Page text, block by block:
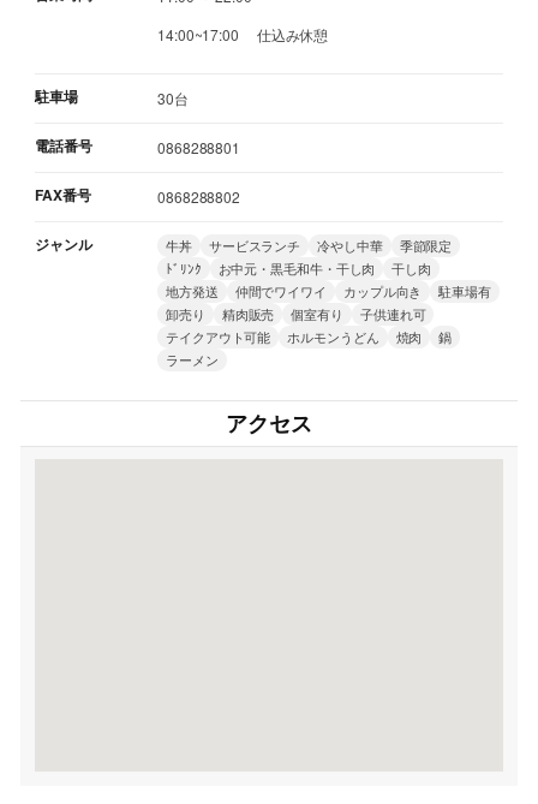
14:00~17:00 仕込み休憩
駐車場 30台
電話番号 0868288801
FAX番号 0868288802
ジャンル 牛丼 サービスランチ 冷やし中華
季節限定
ﾄﾞﾘﾝｸ
お中元・黒毛和牛・干し肉
干し肉
地方発送
仲間でワイワイ カップル向き
駐車場有
卸売り
精肉販売 個室有り
子供連れ可
テイクアウト可能
ホルモンうどん 焼肉
鍋
ラーメン
アクセス